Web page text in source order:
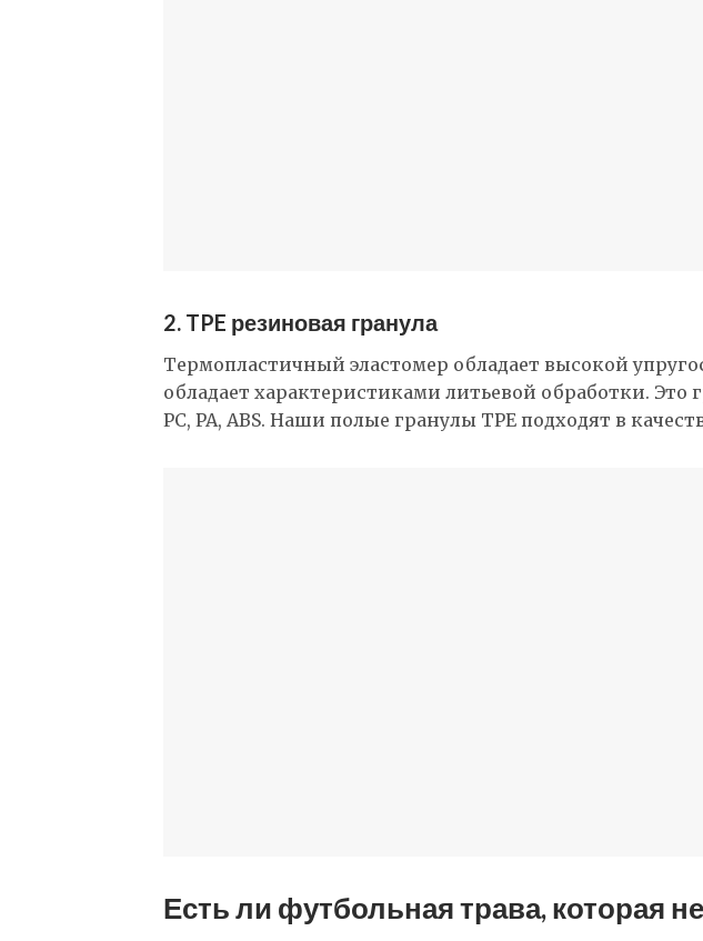
2. TPE резиновая гранула
Термопластичный эластомер обладает высокой
обладает характеристиками литьевой обработки. Это
PC, PA, ABS. Наши полые гранулы TPE подходят в
Есть ли футбольная трава, которая